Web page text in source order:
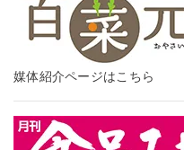
媒体紹介ページはこちら